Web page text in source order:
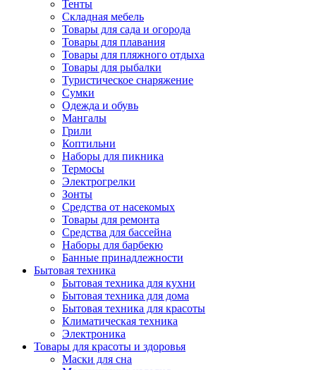
Тенты
Складная мебель
Товары для сада и огорода
Товары для плавания
Товары для пляжного отдыха
Товары для рыбалки
Туристическое снаряжение
Сумки
Одежда и обувь
Мангалы
Грили
Коптильни
Наборы для пикника
Термосы
Электрогрелки
Зонты
Средства от насекомых
Товары для ремонта
Средства для бассейна
Наборы для барбекю
Банные принадлежности
Бытовая техника
Бытовая техника для кухни
Бытовая техника для дома
Бытовая техника для красоты
Климатическая техника
Электроника
Товары для красоты и здоровья
Маски для сна